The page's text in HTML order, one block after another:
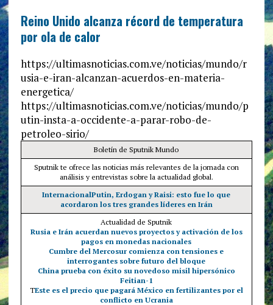
Reino Unido alcanza récord de temperatura
por ola de calor
https://ultimasnoticias.com.ve/noticias/mundo/r
usia-e-iran-alcanzan-acuerdos-en-materia-
energetica/
https://ultimasnoticias.com.ve/noticias/mundo/p
utin-insta-a-occidente-a-parar-robo-de-
petroleo-sirio/
Boletín de Sputnik Mundo
Sputnik te ofrece las noticias más relevantes de la jornada con
análisis y entrevistas sobre la actualidad global.
InternacionalPutin, Erdogan y Raisi: esto fue lo que
acordaron los tres grandes líderes en Irán
Actualidad de Sputnik
Rusia e Irán acuerdan nuevos proyectos y activación de los
pagos en monedas nacionales
Cumbre del Mercosur comienza con tensiones e
interrogantes sobre futuro del bloque
China prueba con éxito su novedoso misil hipersónico
Feitian-1
TEste es el precio que pagará México en fertilizantes por el
conflicto en Ucrania